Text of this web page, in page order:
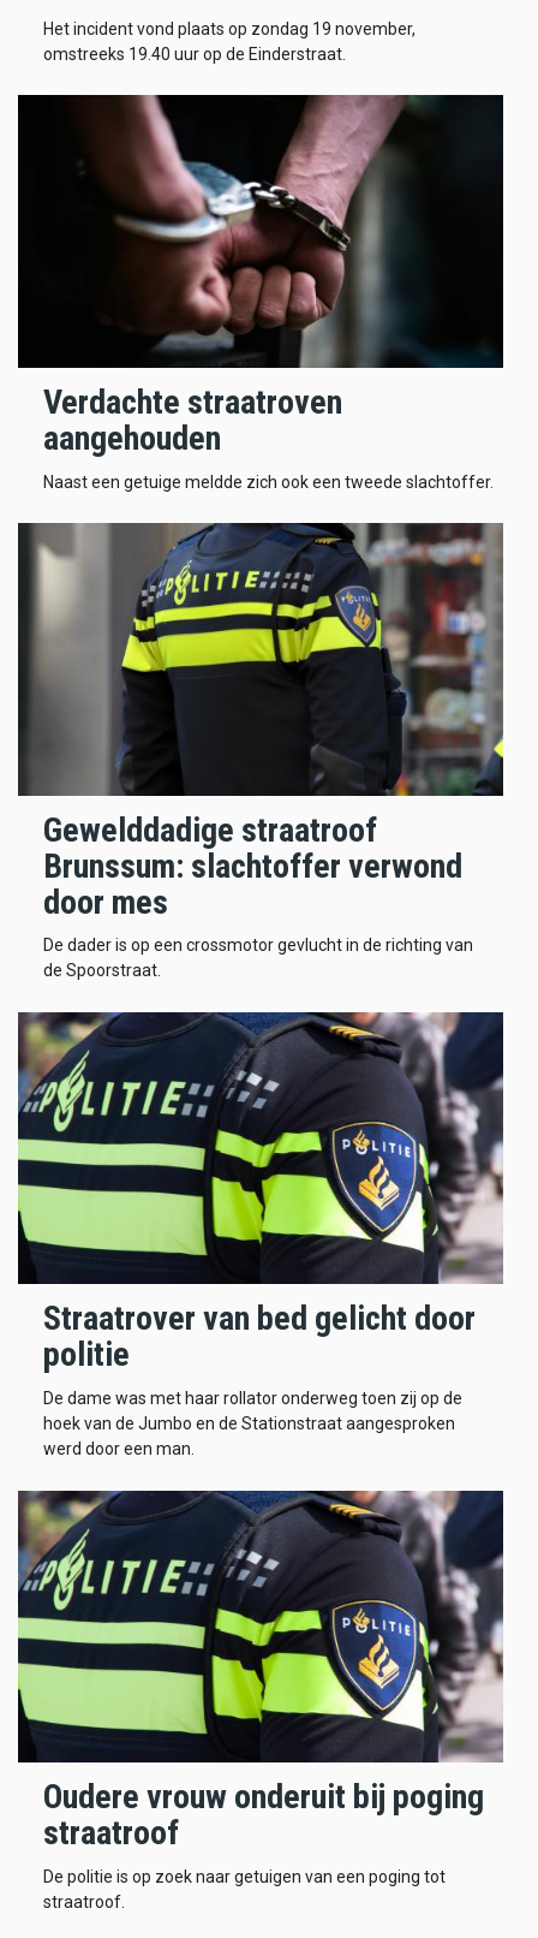
Het incident vond plaats op zondag 19 november,
omstreeks 19.40 uur op de Einderstraat.
Verdachte straatroven
aangehouden
Naast een getuige meldde zich ook een tweede slachtoffer.
Gewelddadige straatroof
Brunssum: slachtoffer verwond
door mes
De dader is op een crossmotor gevlucht in de richting van
de Spoorstraat.
Straatrover van bed gelicht door
politie
De dame was met haar rollator onderweg toen zij op de
hoek van de Jumbo en de Stationstraat aangesproken
werd door een man.
Oudere vrouw onderuit bij poging
straatroof
De politie is op zoek naar getuigen van een poging tot
straatroof.